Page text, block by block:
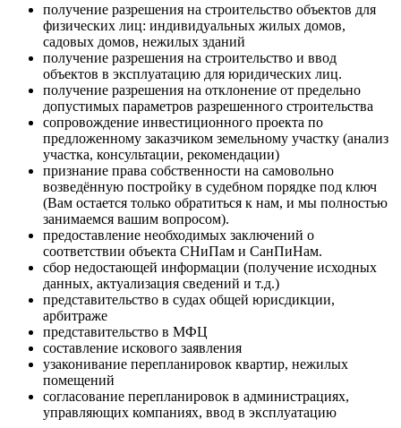
получение разрешения на строительство объектов для
физических лиц: индивидуальных жилых домов,
садовых домов, нежилых зданий
получение разрешения на строительство и ввод
объектов в эксплуатацию для юридических лиц.
получение разрешения на отклонение от предельно
допустимых параметров разрешенного строительства
сопровождение инвестиционного проекта по
предложенному заказчиком земельному участку (анализ
участка, консультации, рекомендации)
признание права собственности на самовольно
возведённую постройку в судебном порядке под ключ
(Вам остается только обратиться к нам, и мы полностью
занимаемся вашим вопросом).
предоставление необходимых заключений о
соответствии объекта СНиПам и СанПиНам.
сбор недостающей информации (получение исходных
данных, актуализация сведений и т.д.)
представительство в судах общей юрисдикции,
арбитраже
представительство в МФЦ
составление искового заявления
узаконивание перепланировок квартир, нежилых
помещений
согласование перепланировок в администрациях,
управляющих компаниях, ввод в эксплуатацию